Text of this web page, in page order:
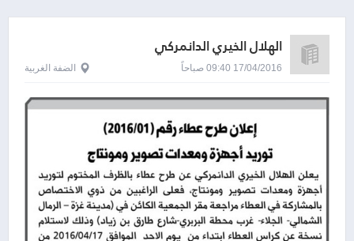
الهلال الخيري الدانمركي
17/04/2016 09:40 صباحاً الضفة الغربية